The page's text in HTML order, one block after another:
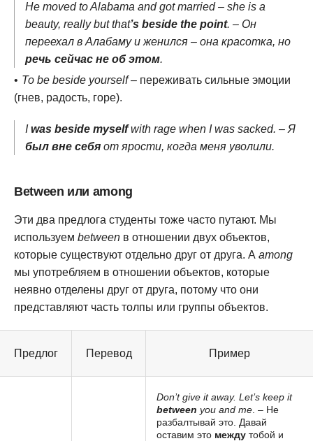
He moved to Alabama and got married – she is a
beauty, really but that’s beside the point. – Он
переехал в Алабаму и женился – она красотка, но
речь сейчас не об этом.
To be beside yourself– переживать сильные эмоции
(гнев, радость, горе).
Iwas beside myselfwith rage when I was sacked. – Я
был вне себя от ярости, когда меня уволили.
Between или among
Эти два предлога студенты тоже часто путают. Мы
используем between в отношении двух объектов,
которые существуют отдельно друг от друга. А among
мы употребляем в отношении объектов, которые
неявно отделены друг от друга, потому что они
представляют часть толпы или группы объектов.
Предлог Перевод Пример
Don’t give it away. Let’s keep it
between you and me . – Не
разбалтывай это. Давай
оставим это между тобой и